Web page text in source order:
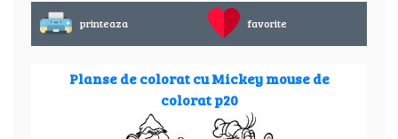
printeaza favorite
Planse de colorat cu Mickey mouse de
colorat p20